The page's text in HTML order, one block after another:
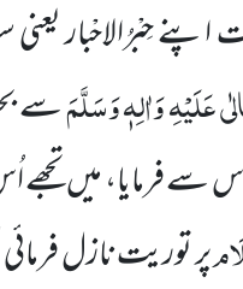
حِبْرُالاحْبار
عَلَیْہِ وَاٰلِہٖ وَسَلَّمَسے
فرمایا، میں تجھے
پر توریت نازل فرمائی